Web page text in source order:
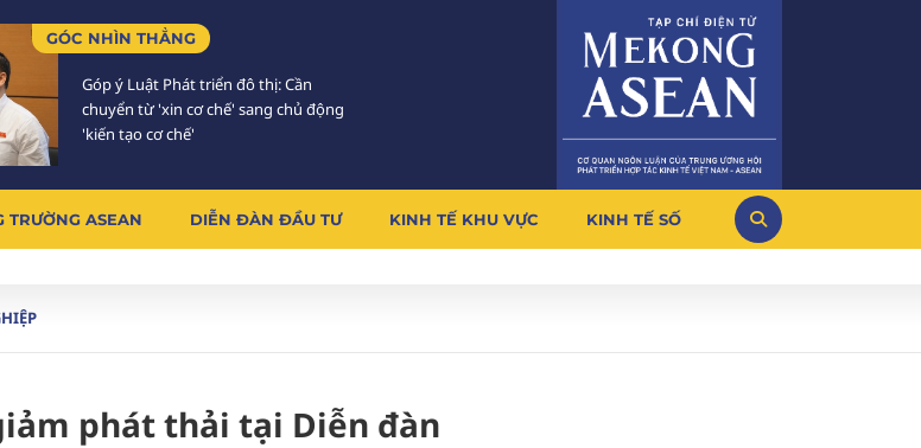
GÓC NHÌN THẲNG
Góp ý Luật Phát triển đô thị: Cần
chuyển từ 'xin cơ chế' sang chủ động
'kiến tạo cơ chế'
TRƯỜNG ASEAN DIỄN ĐÀN ĐẦU TƯ KINH TẾ KHU VỰC KINH TẾ SỐ
phát thải tại Diễn đàn